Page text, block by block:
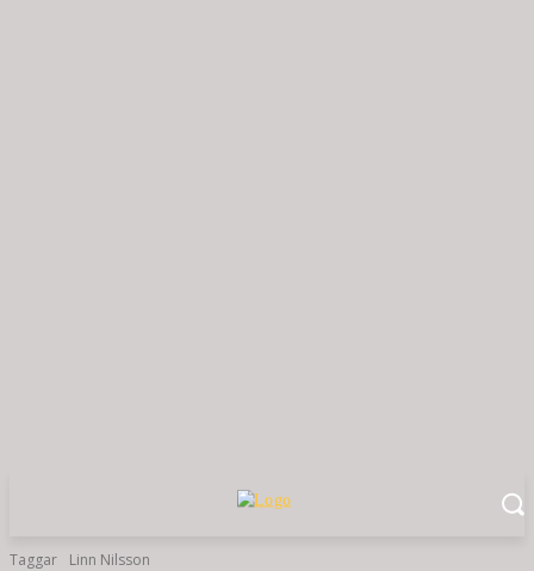
Taggar Linn Nilsson